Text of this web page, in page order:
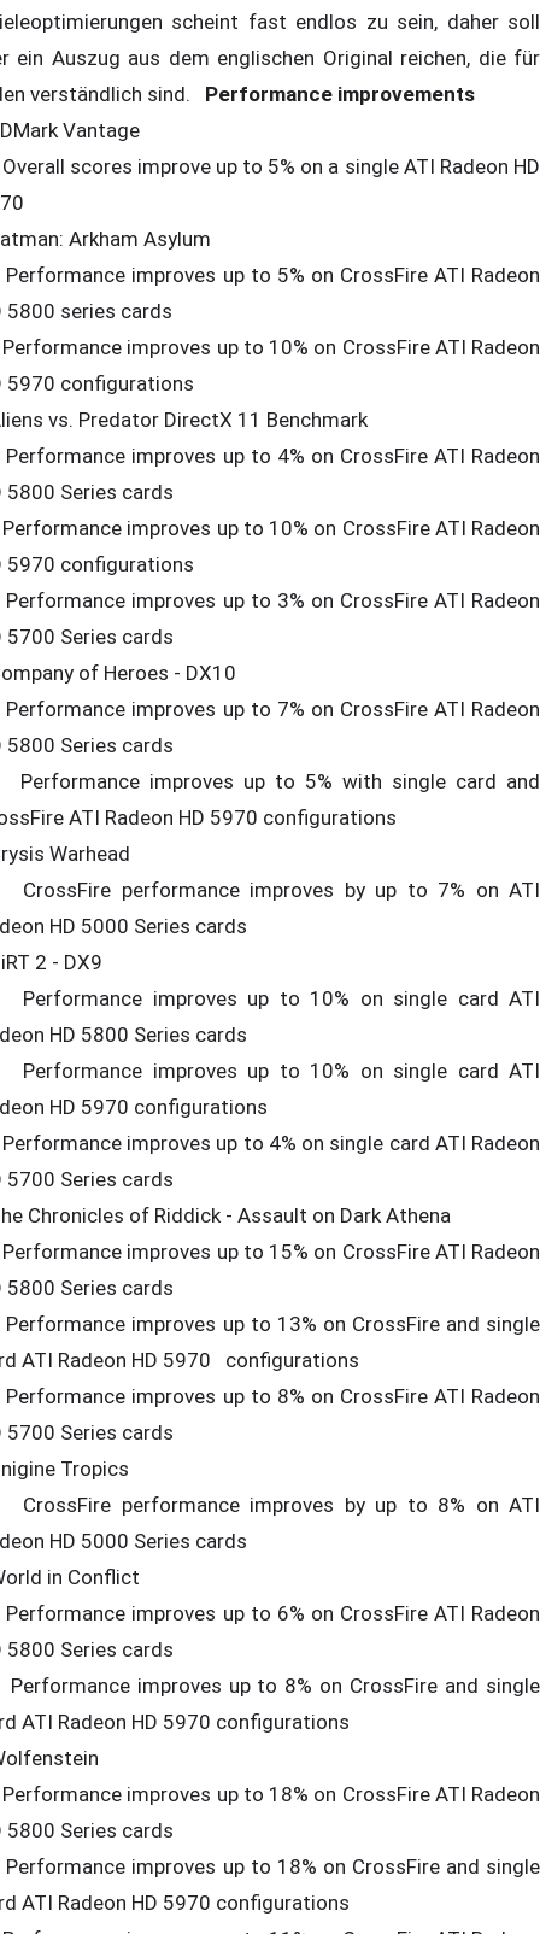
scheint fast endlos zu sein, daher soll
ein Auszug aus dem englischen Original reichen, die für
verständlich sind. Performance improvements
Vantage
scores improve up to 5% on a single ATI Radeon HD
Arkham Asylum
improves up to 5% on CrossFire ATI Radeon
5800 series cards
improves up to 10% on CrossFire ATI Radeon
5970 configurations
vs. Predator DirectX 11 Benchmark
improves up to 4% on CrossFire ATI Radeon
5800 Series cards
improves up to 10% on CrossFire ATI Radeon
5970 configurations
improves up to 3% on CrossFire ATI Radeon
5700 Series cards
of Heroes - DX10
improves up to 7% on CrossFire ATI Radeon
5800 Series cards
improves up to 5% with single card and
ATI Radeon HD 5970 configurations
Warhead
performance improves by up to 7% on ATI
HD 5000 Series cards
2 - DX9
improves up to 10% on single card ATI
HD 5800 Series cards
improves up to 10% on single card ATI
HD 5970 configurations
improves up to 4% on single card ATI Radeon
5700 Series cards
Chronicles of Riddick - Assault on Dark Athena
improves up to 15% on CrossFire ATI Radeon
5800 Series cards
improves up to 13% on CrossFire and single
ATI Radeon HD 5970 configurations
improves up to 8% on CrossFire ATI Radeon
5700 Series cards
Tropics
performance improves by up to 8% on ATI
HD 5000 Series cards
in Conflict
improves up to 6% on CrossFire ATI Radeon
5800 Series cards
improves up to 8% on CrossFire and single
ATI Radeon HD 5970 configurations
improves up to 18% on CrossFire ATI Radeon
5800 Series cards
improves up to 18% on CrossFire and single
ATI Radeon HD 5970 configurations